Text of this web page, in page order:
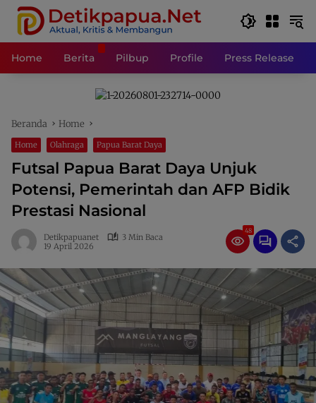
Langsung
konten
Home
Berita Pilbup Profile Press Release
Beranda Home
Home Olahraga Papua Barat Daya
Futsal Papua Barat Daya Unjuk
Potensi, Pemerintah dan AFP Bidik
Prestasi Nasional
Detikpapuanet
3 Min Baca
19 April 2026
48